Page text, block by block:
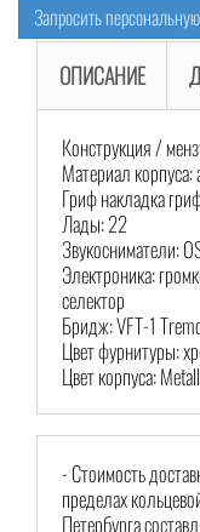
Запросить
ОПИСАНИЕ
Конструкция /
Материал корпуса:
Гриф накладка
Лады: 22
Звукосниматели:
Электроника:
селектор
Бридж: VFT-1
Цвет фурнитуры:
Цвет корпуса:
- Стоимость
пределах
Петербурга